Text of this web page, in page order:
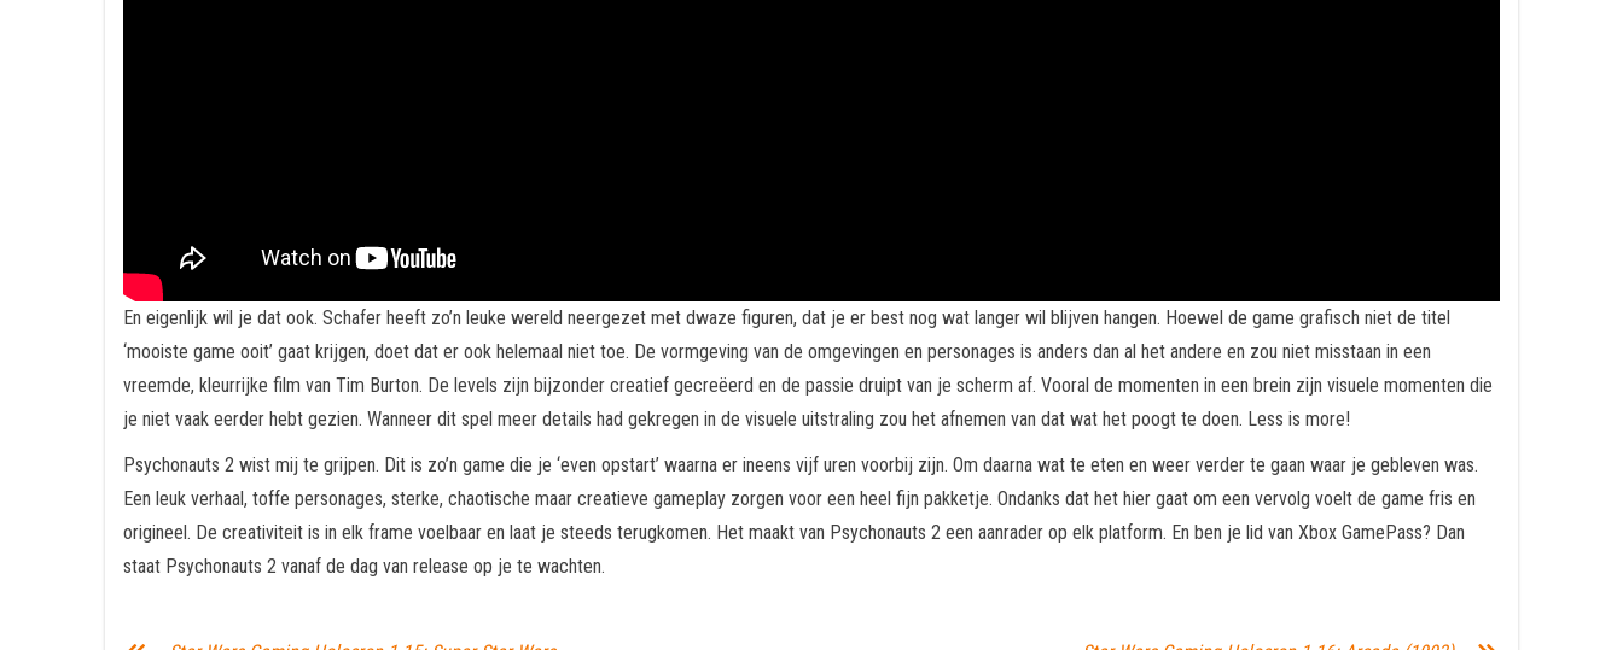
En eigenlijk wil je dat ook. Schafer heeft zo’n leuke wereld neergezet met dwaze figuren, dat je er best nog wat langer wil blijven hangen. Hoewel de game grafisch niet de titel
‘mooiste game ooit’ gaat krijgen, doet dat er ook helemaal niet toe. De vormgeving van de omgevingen en personages is anders dan al het andere en zou niet misstaan in een
vreemde, kleurrijke film van Tim Burton. De levels zijn bijzonder creatief gecreëerd en de passie druipt van je scherm af. Vooral de momenten in een brein zijn visuele momenten die
je niet vaak eerder hebt gezien. Wanneer dit spel meer details had gekregen in de visuele uitstraling zou het afnemen van dat wat het poogt te doen. Less is more!
Psychonauts 2 wist mij te grijpen. Dit is zo’n game die je ‘even opstart’ waarna er ineens vijf uren voorbij zijn. Om daarna wat te eten en weer verder te gaan waar je gebleven was.
Een leuk verhaal, toffe personages, sterke, chaotische maar creatieve gameplay zorgen voor een heel fijn pakketje. Ondanks dat het hier gaat om een vervolg voelt de game fris en
origineel. De creativiteit is in elk frame voelbaar en laat je steeds terugkomen. Het maakt van Psychonauts 2 een aanrader op elk platform. En ben je lid van Xbox GamePass? Dan
staat Psychonauts 2 vanaf de dag van release op je te wachten.